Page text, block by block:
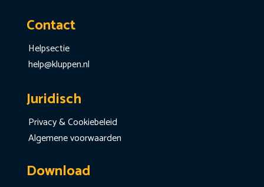
Contact
Helpsectie
help@kluppen.nl
Juridisch
Privacy & Cookiebeleid
Algemene voorwaarden
Download